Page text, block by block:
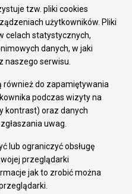
tzw. pliki cookies
użytkowników. Pliki
celach statystycznych,
danych, w jaki
naszego serwisu.
również do zapamiętywania
podczas wizyty na
kontrast) oraz danych
uwag.
lub ograniczyć obsługę
przeglądarki
jak to zrobić można